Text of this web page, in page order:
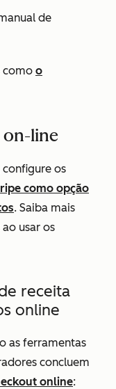
de
como o
on-line
os
como opção
. Saiba mais
usar os
receita
online
as ferramentas
concluem
online: